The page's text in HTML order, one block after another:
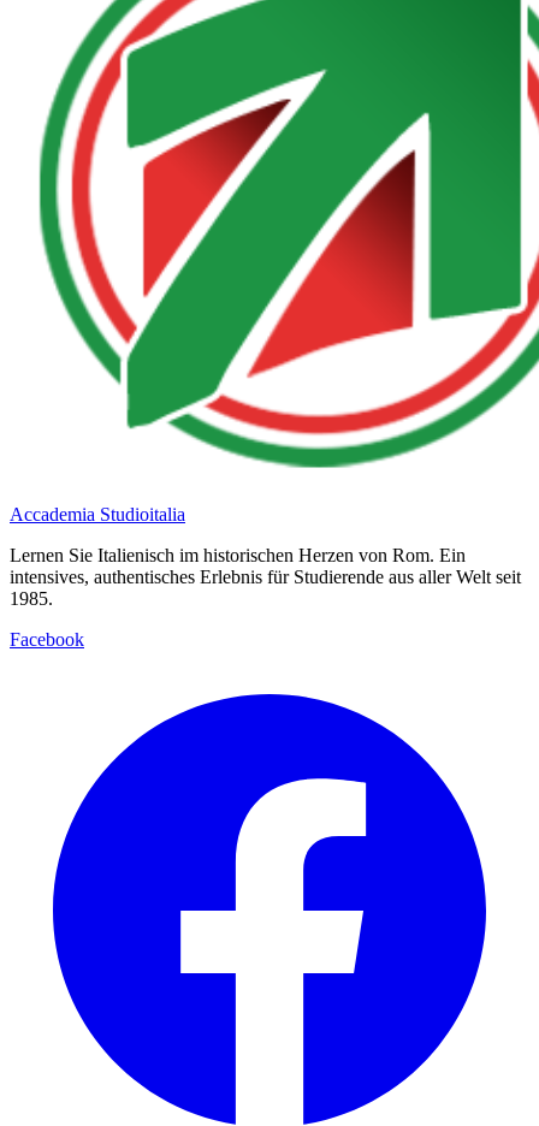
Accademia Studioitalia
Lernen Sie Italienisch im historischen Herzen von Rom. Ein
intensives, authentisches Erlebnis für Studierende aus aller Welt seit
1985.
Facebook